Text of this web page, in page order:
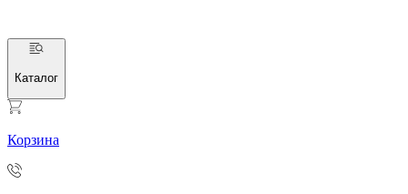
Каталог
Корзина